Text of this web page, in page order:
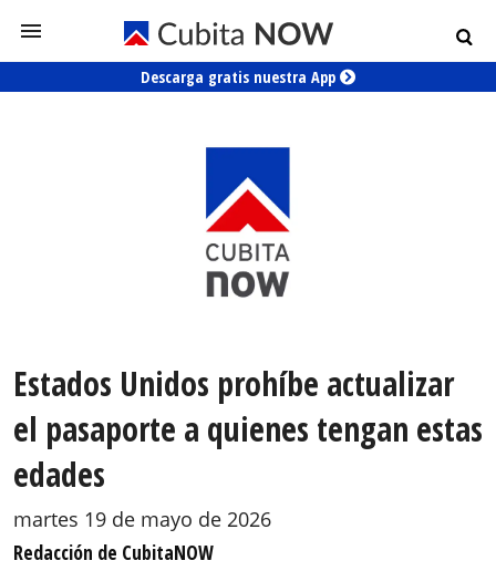
Descarga gratis nuestra App
Estados Unidos prohíbe actualizar
el pasaporte a quienes tengan estas
edades
martes 19 de mayo de 2026
Redacción de CubitaNOW